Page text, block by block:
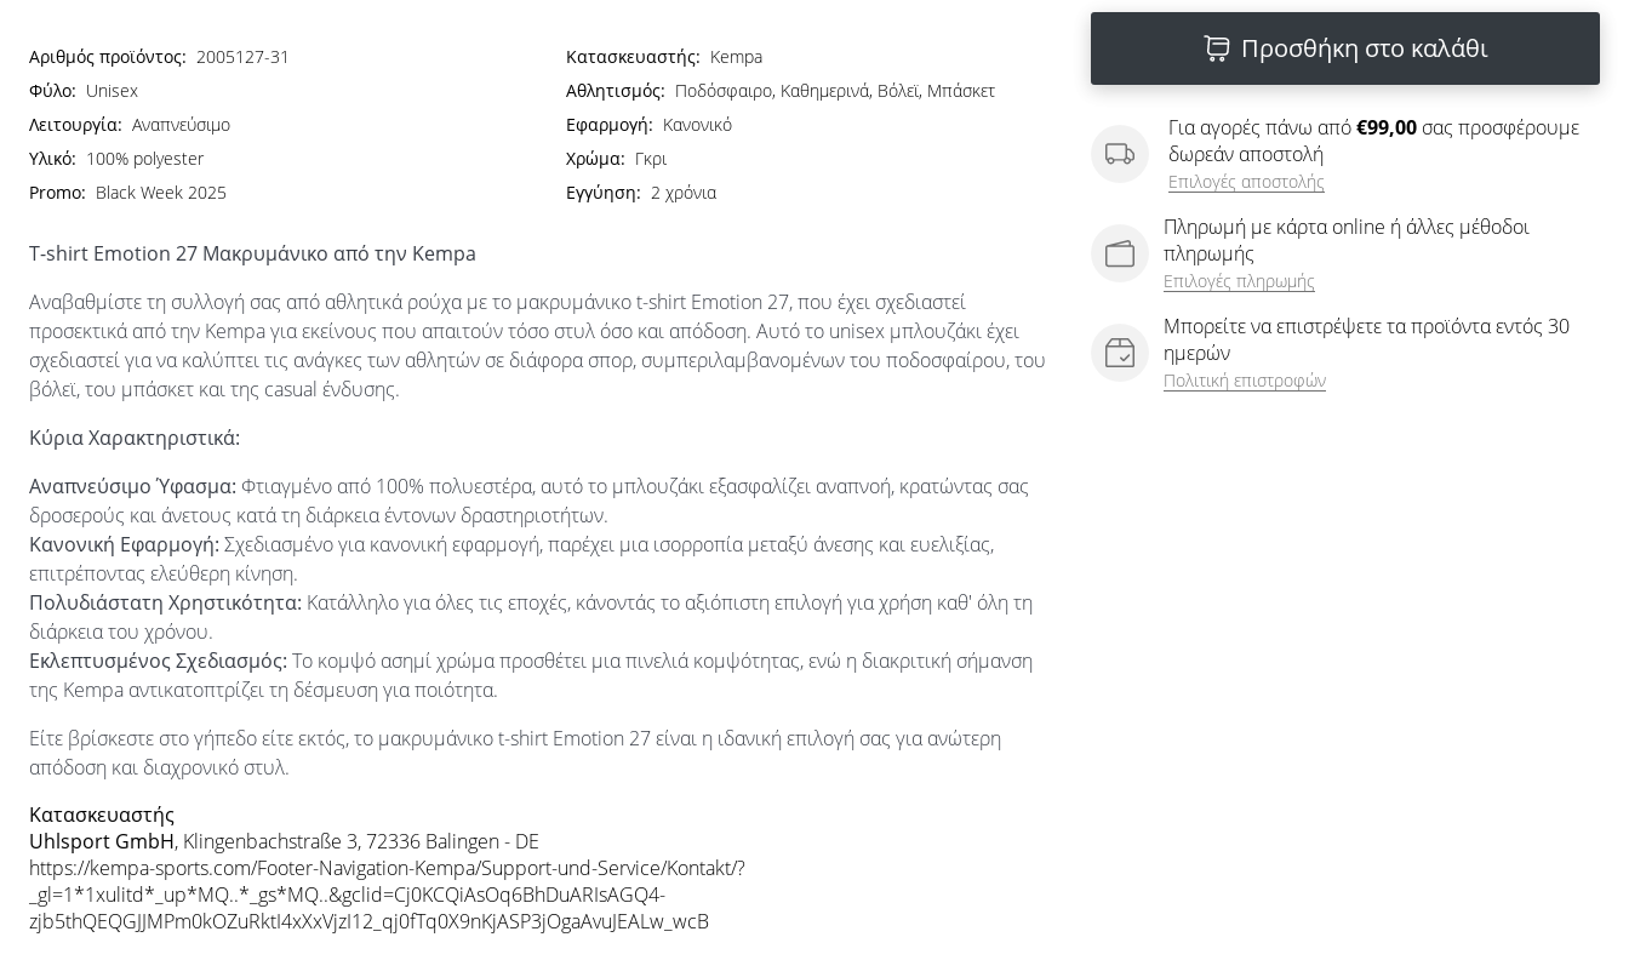
Προσθήκη στο καλάθι
Για αγορές πάνω από€99,00 σας προσφέρουμε
δωρεάν αποστολή
Επιλογές αποστολής
Πληρωμή με κάρτα online ή άλλες μέθοδοι
πληρωμής
Επιλογές πληρωμής
Μπορείτε να επιστρέψετε τα προϊόντα εντός 30
ημερών
Πολιτική επιστροφών
Αριθμός προϊόντος: 2005127-31 Κατασκευαστής: Kempa
Φύλο: Unisex Αθλητισμός: Ποδόσφαιρο, Καθημερινά, Βόλεϊ, Μπάσκετ
Λειτουργία: Αναπνεύσιμο Εφαρμογή: Κανονικό
Υλικό: 100% polyester Χρώμα: Γκρι
Promo: Black Week 2025 Εγγύηση: 2 χρόνια
T-shirt Emotion 27 Μακρυμάνικο από την Kempa
Αναβαθμίστε τη συλλογή σας από αθλητικά ρούχα με το μακρυμάνικο t-shirt Emotion 27, που έχει σχεδιαστεί
προσεκτικά από την Kempa για εκείνους που απαιτούν τόσο στυλ όσο και απόδοση. Αυτό το unisex μπλουζάκι έχει
σχεδιαστεί για να καλύπτει τις ανάγκες των αθλητών σε διάφορα σπορ, συμπεριλαμβανομένων του ποδοσφαίρου, του
βόλεϊ, του μπάσκετ και της casual ένδυσης.
Κύρια Χαρακτηριστικά:
Αναπνεύσιμο Ύφασμα: Φτιαγμένο από 100% πολυεστέρα, αυτό το μπλουζάκι εξασφαλίζει αναπνοή, κρατώντας σας
δροσερούς και άνετους κατά τη διάρκεια έντονων δραστηριοτήτων.
Κανονική Εφαρμογή: Σχεδιασμένο για κανονική εφαρμογή, παρέχει μια ισορροπία μεταξύ άνεσης και ευελιξίας,
επιτρέποντας ελεύθερη κίνηση.
Πολυδιάστατη Χρηστικότητα: Κατάλληλο για όλες τις εποχές, κάνοντάς το αξιόπιστη επιλογή για χρήση καθ' όλη τη
διάρκεια του χρόνου.
Εκλεπτυσμένος Σχεδιασμός: Το κομψό ασημί χρώμα προσθέτει μια πινελιά κομψότητας, ενώ η διακριτική σήμανση
της Kempa αντικατοπτρίζει τη δέσμευση για ποιότητα.
Είτε βρίσκεστε στο γήπεδο είτε εκτός, το μακρυμάνικο t-shirt Emotion 27 είναι η ιδανική επιλογή σας για ανώτερη
απόδοση και διαχρονικό στυλ.
Κατασκευαστής
Uhlsport GmbH, Klingenbachstraße 3, 72336 Balingen - DE
https://kempa-sports.com/Footer-Navigation-Kempa/Support-und-Service/Kontakt/?
_gl=1*1xulitd*_up*MQ..*_gs*MQ..&gclid=Cj0KCQiAsOq6BhDuARIsAGQ4-
zjb5thQEQGJJMPm0kOZuRktI4xXxVjzI12_qj0fTq0X9nKjASP3jOgaAvuJEALw_wcB